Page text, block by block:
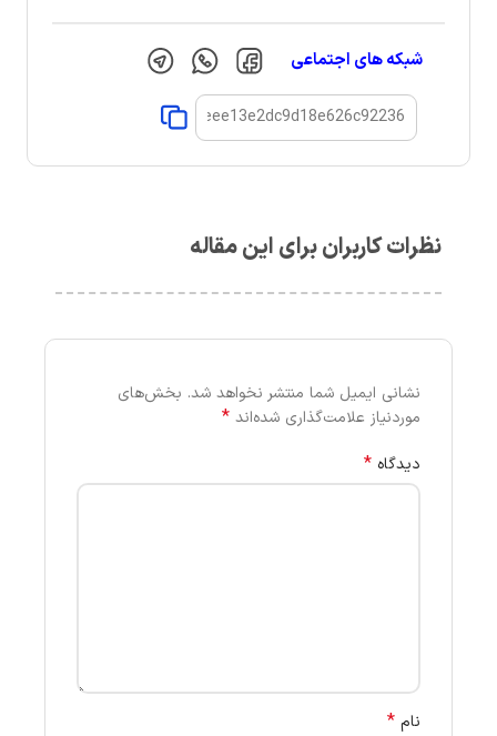
شبکه های اجتماعی
نظرات کاربران برای این مقاله
نشانی ایمیل شما منتشر نخواهد شد. بخش‌های
موردنیاز علامت‌گذاری شده‌اند *
دیدگاه *
نام *